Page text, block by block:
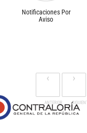
Notificaciones Por
Aviso
‹ ›